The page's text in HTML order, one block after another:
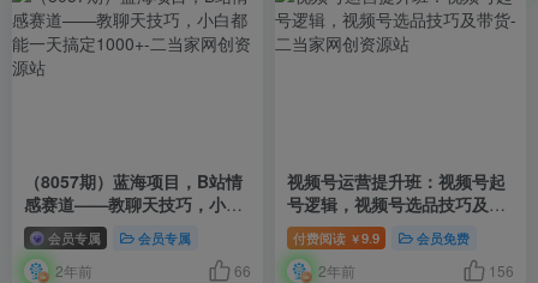
（8057期）蓝海项目，B站情
感赛道——教聊天技巧，小白
都能一天搞定1000+
会员专属 会员专属
2年前 66
视频号运营提升班：视频号起
号逻辑，视频号选品技巧及带
货付费阅读 ￥9.9 会员免费
2年前 156